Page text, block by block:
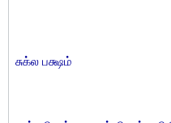
சுக்ல பக்ஷம்